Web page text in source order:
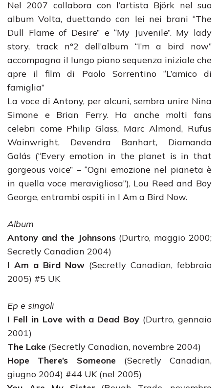
Nel 2007 collabora con l’artista Björk nel suo
album Volta, duettando con lei nei brani “The
Dull Flame of Desire” e “My Juvenile”. My lady
story, track n°2 dell’album “I’m a bird now”
accompagna il lungo piano sequenza iniziale che
apre il film di Paolo Sorrentino “L’amico di
famiglia”
La voce di Antony, per alcuni, sembra unire Nina
Simone e Brian Ferry. Ha anche molti fans
celebri come Philip Glass, Marc Almond, Rufus
Wainwright, Devendra Banhart, Diamanda
Galás (“Every emotion in the planet is in that
gorgeous voice” – “Ogni emozione nel pianeta è
in quella voce meravigliosa”), Lou Reed and Boy
George, entrambi ospiti in I Am a Bird Now.
Album
Antony and the Johnsons(Durtro, maggio 2000;
Secretly Canadian 2004)
I Am a Bird Now (Secretly Canadian, febbraio
2005) #5 UK
Ep e singoli
I Fell in Love with a Dead Boy(Durtro, gennaio
2001)
The Lake (Secretly Canadian, novembre 2004)
Hope There’s Someone (Secretly Canadian,
giugno 2004) #44 UK (nel 2005)